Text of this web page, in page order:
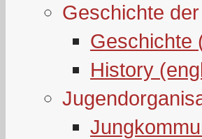
Geschichte
Geschichte
History